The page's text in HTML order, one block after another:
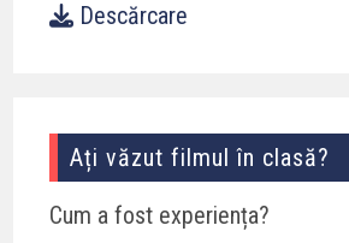
Descărcare
Ați văzut filmul în clasă?
Cum a fost experiența?